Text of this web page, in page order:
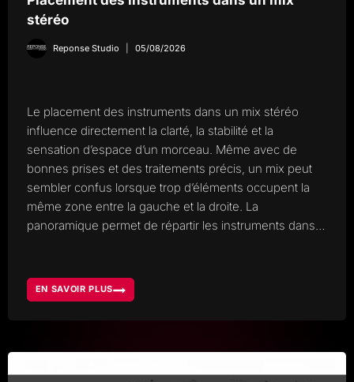
stéréo
Reponse Studio 05/08/2026
Le placement des instruments dans un mix stéréo
influence directement la clarté, la stabilité et la
sensation d’espace d’un morceau. Même avec de
bonnes prises et des traitements précis, un mix peut
sembler confus lorsque trop d’éléments occupent la
même zone entre la gauche et la droite. La
panoramique permet de répartir les instruments dans…
EN SAVOIR PLUS
PLACEMENT
DES